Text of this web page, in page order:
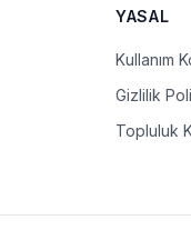
YASAL
Kullanım
Gizlilik
Topluluk